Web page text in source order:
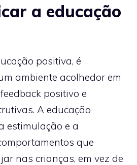
a educação
positiva, é
ambiente acolhedor em
positivo e
A educação
estimulação e a
que
nas crianças, em vez de